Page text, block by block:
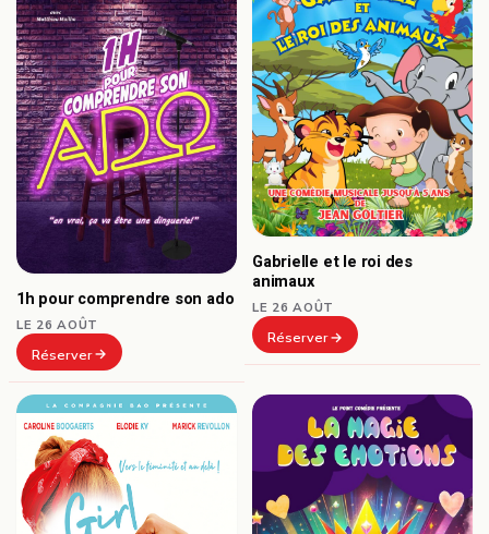
1h pour comprendre son ado
LE 26 AOÛT
Réserver
Gabrielle et le roi des
animaux
LE 26 AOÛT
Réserver